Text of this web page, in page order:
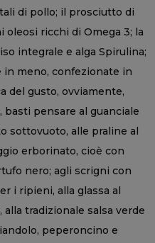
di pollo; il prosciutto di
ricchi di Omega 3; la
integrale e alga Spirulina;
in meno, confezionate in
del gusto, ovviamente,
pensare al guanciale
sottovuoto, alle praline al
erborinato, cioè con
nero; agli scrigni con
i ripieni, alla glassa al
tradizionale salsa verde
peperoncino e